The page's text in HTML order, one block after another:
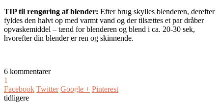
TIP til rengøring af blender: Efter brug skylles blenderen, derefter
fyldes den halvt op med varmt vand og der tilsættes et par dråber
opvaskemiddel – tænd for blenderen og blend i ca. 20-30 sek,
hvorefter din blender er ren og skinnende.
6 kommentarer
1
Facebook Twitter Google + Pinterest
tidligere